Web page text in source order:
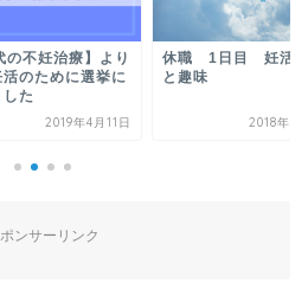
休職 1日目 妊活勉強
と趣味
2018年12月1日
これはた
ンサーリンク